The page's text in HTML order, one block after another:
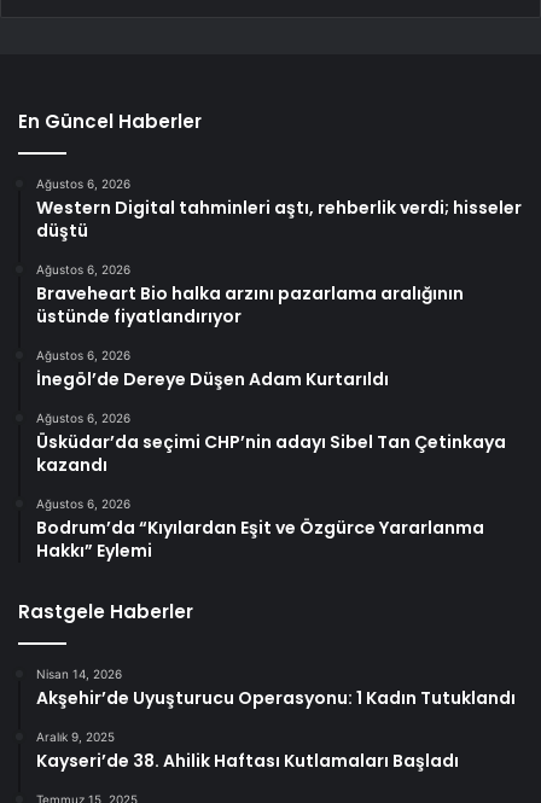
En Güncel Haberler
Ağustos 6, 2026
Western Digital tahminleri aştı, rehberlik verdi; hisseler
düştü
Ağustos 6, 2026
Braveheart Bio halka arzını pazarlama aralığının
üstünde fiyatlandırıyor
Ağustos 6, 2026
İnegöl’de Dereye Düşen Adam Kurtarıldı
Ağustos 6, 2026
Üsküdar’da seçimi CHP’nin adayı Sibel Tan Çetinkaya
kazandı
Ağustos 6, 2026
Bodrum’da “Kıyılardan Eşit ve Özgürce Yararlanma
Hakkı” Eylemi
Rastgele Haberler
Nisan 14, 2026
Akşehir’de Uyuşturucu Operasyonu: 1 Kadın Tutuklandı
Aralık 9, 2025
Kayseri’de 38. Ahilik Haftası Kutlamaları Başladı
Temmuz 15, 2025